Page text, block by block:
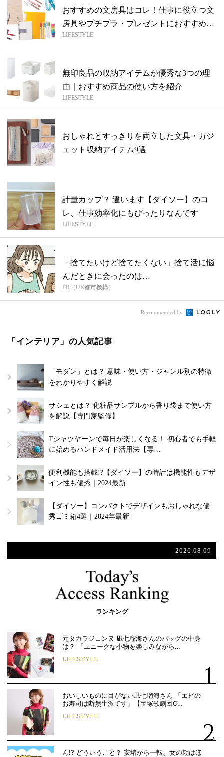
おすすめの文房具はコレ！仕事に役立つ文
房具やプチプラ・プレゼントにおすすめ文
房具...
LIFESTYLE
無印良品の収納アイテムが優秀な3つの理
由｜おすすめ商品の使い方を紹介
LIFESTYLE
おしゃれとすっきりを両立した文具・ガジ
ェット収納アイテム9選
計量カップ？ 違います【ダイソー】のコ
レ、仕事効率化にもぴったりなんです
LIFESTYLE
「捨てたいけど捨てたくない」捨て活に悩
んだときに会ったのは…
PR（UR都市機構）
Recommended by
「インテリア」の人気記事
「モダン」とは？ 意味・使い方・ジャンル別の特徴
をわかりやすく解説
サシェとは？ 化粧品サンプルから香り袋まで使い方
を解説【専門家監修】
Tシャツヤーンで毎日が楽しくなる！ 初心者でも手軽
に始めるハンドメイド活用法【専…
便利機能も搭載!?【ダイソー】の時計は機能性もデザ
イン性も優秀｜2024最新
【ダイソー】コンパクトでデザインもおしゃれな優
秀ゴミ箱4選｜2024年最新
2026.08.09
ランキング
元タカラジェンヌ 凪七瑠海さんのバッグの中身
は？ 「ユニークな小物を楽しみながら…
LIFESTYLE
おいしいものに目がない凪七瑠海さん 「エビの
お寿司は断然生派です」【宝塚歌劇団O…
LIFESTYLE
ん!? どういうこと？ 安堵から一転、女の勘はほ